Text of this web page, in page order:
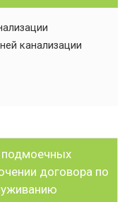
канализации
подмоечных
договора по